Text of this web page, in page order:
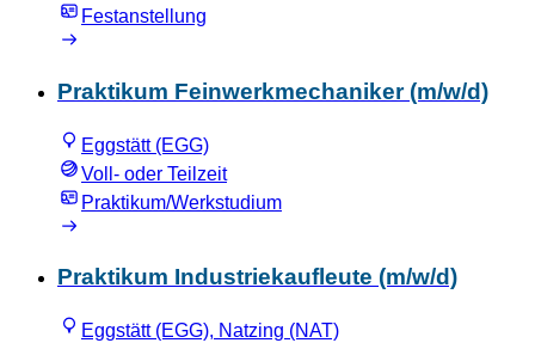
Festanstellung
Praktikum Feinwerkmechaniker (m/w/d)
Eggstätt (EGG)
Voll- oder Teilzeit
Praktikum/Werkstudium
Praktikum Industriekaufleute (m/w/d)
Eggstätt (EGG), Natzing (NAT)